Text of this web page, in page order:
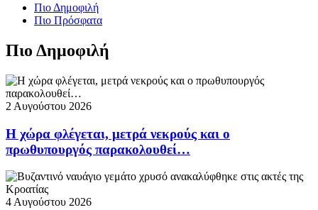
Πιο Δημοφιλή
Πιο Πρόσφατα
Πιο Δημοφιλή
2 Αυγούστου 2026
Η χώρα φλέγεται, μετρά νεκρούς και ο
πρωθυπουργός παρακολουθεί…
4 Αυγούστου 2026